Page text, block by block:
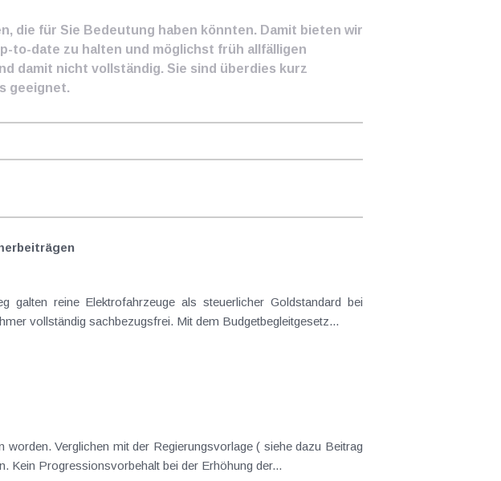
die für Sie Bedeutung haben könnten. Damit bieten wir
to-date zu halten und möglichst früh allfälligen
damit nicht vollständig. Sie sind überdies kurz
geeignet.
vollständig sachbezugsfrei. Mit dem Budgetbegleitgesetz...
Verglichen mit der Regierungsvorlage ( siehe dazu Beitrag
aus dem Juli 2026 ) ist es dabei vereinzelt noch zu wichtigen Änderungen gekommen. Kein Progressionsvorbehalt bei der Erhöhung der...